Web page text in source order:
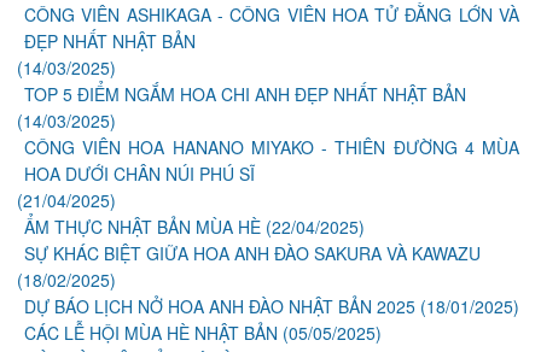
CÔNG VIÊN ASHIKAGA - CÔNG VIÊN HOA TỬ ĐẰNG LỚN VÀ
ĐẸP NHẤT NHẬT BẢN
(14/03/2025)
TOP 5 ĐIỂM NGẮM HOA CHI ANH ĐẸP NHẤT NHẬT BẢN
(14/03/2025)
CÔNG VIÊN HOA HANANO MIYAKO - THIÊN ĐƯỜNG 4 MÙA
HOA DƯỚI CHÂN NÚI PHÚ SĨ
(21/04/2025)
ẨM THỰC NHẬT BẢN MÙA HÈ (22/04/2025)
SỰ KHÁC BIỆT GIỮA HOA ANH ĐÀO SAKURA VÀ KAWAZU
(18/02/2025)
DỰ BÁO LỊCH NỞ HOA ANH ĐÀO NHẬT BẢN 2025 (18/01/2025)
CÁC LỄ HỘI MÙA HÈ NHẬT BẢN (05/05/2025)